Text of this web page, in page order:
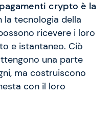
crypto è la
la tecnologia della
ricevere i loro
e istantaneo. Ciò
una parte
ma costruiscono
con il loro